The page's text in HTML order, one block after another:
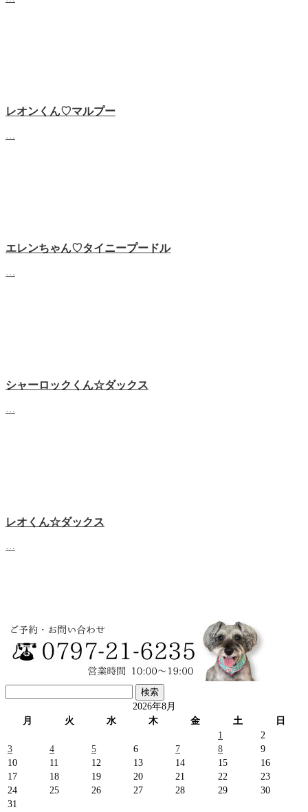
レオンくん♡マルプー
エレンちゃん♡タイニープードル
シャーロックくん☆ダックス
レオくん☆ダックス
索:
2026年8月
月
火 水 木 金 土
日
1
2
3
4 5 6 7 8
9
10
11 12 13 14 15
16
17
18 19 20 21 22
23
24
25 26 27 28 29
30
31